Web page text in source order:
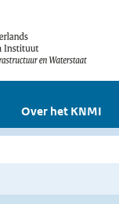
Over het KNMI